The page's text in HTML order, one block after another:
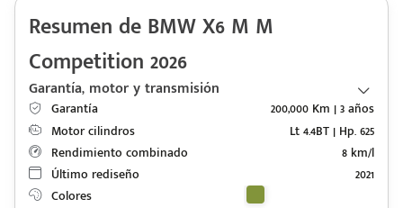
Resumen de BMW X6 M M
Competition 2026
Garantía, motor y transmisión
Garantía
200,000 Km | 3 años
Motor cilindros
Lt 4.4BT | Hp. 625
Rendimiento combinado
8 km/l
Último rediseño
2021
Colores